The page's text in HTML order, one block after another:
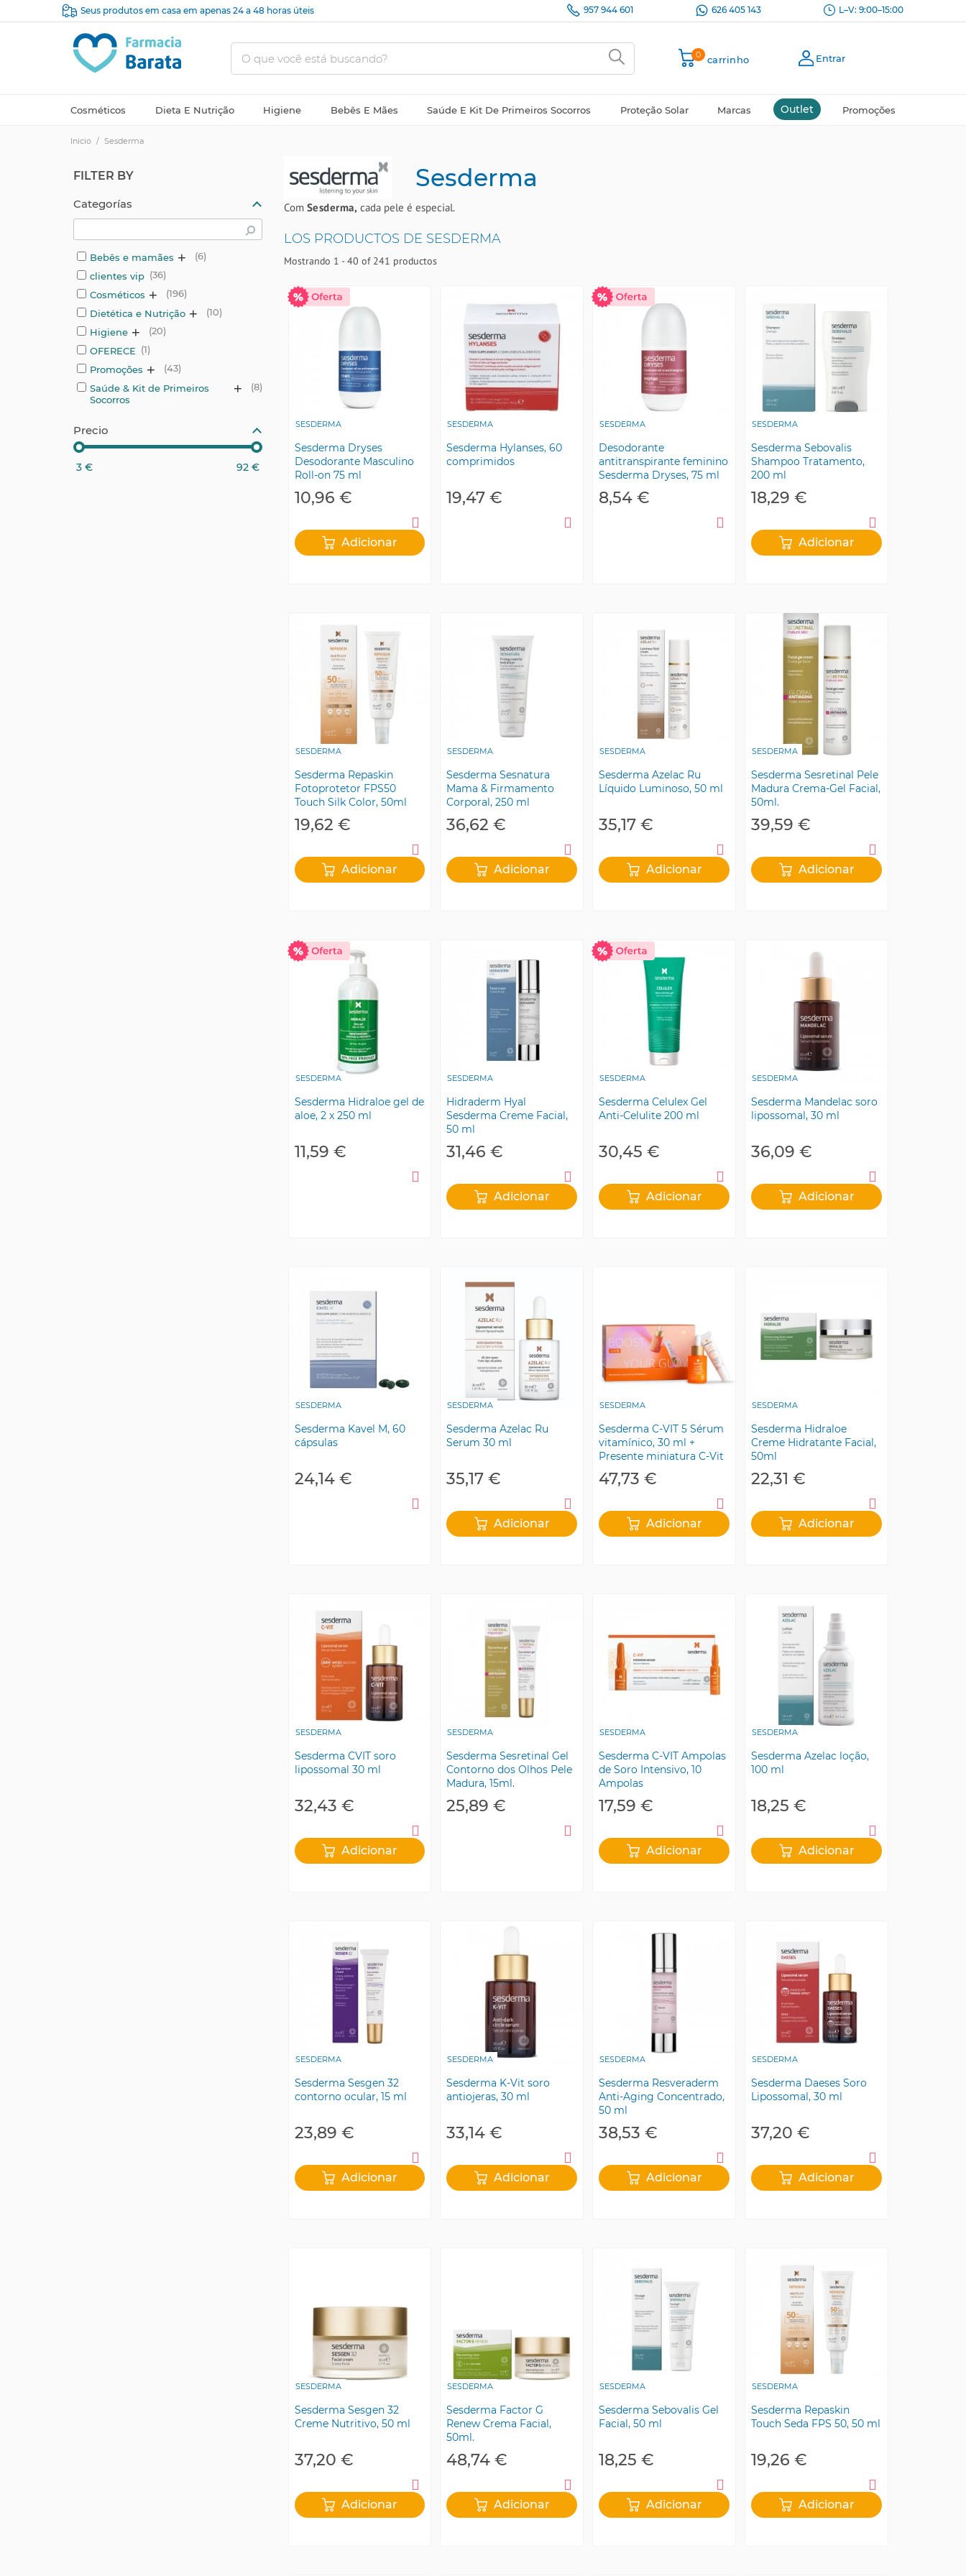
Seus produtos em casa em apenas 24 a 48 horas úteis 957 944 601 626 405 143 L–V: 9:00–15:00
0 carrinho Entrar
Cosméticos Dieta E Nutrição Higiene Bebês E Mães Saúde E Kit De Primeiros Socorros Proteção Solar Marcas Outlet Promoções
Inicio / Sesderma
FILTER BY
Categorías
Bebês e mamães +
6
clientes vip
36
Cosméticos +
196
Dietética e Nutrição +
10
Higiene +
20
OFERECE
1
Promoções +
43
Saúde & Kit de Primeiros
Socorros
+ 8
Precio
3 € 92€
Sesderma
Com Sesderma, cada pele é especial.
LOS PRODUCTOS DE SESDERMA
Mostrando 1 - 40 of 241 productos
SESDERMA
Sesderma Dryses
Desodorante Masculino
Roll-on 75 ml
10,96 €
Adicionar
SESDERMA
Sesderma Hylanses, 60
comprimidos
19,47 €
SESDERMA
Desodorante
antitranspirante feminino
Sesderma Dryses, 75 ml
8,54 €
SESDERMA
Sesderma Sebovalis
Shampoo Tratamento,
200 ml
18,29 €
Adicionar
SESDERMA
Sesderma Repaskin
Fotoprotetor FPS50
Touch Silk Color, 50ml
19,62 €
Adicionar
SESDERMA
Sesderma Sesnatura
Mama & Firmamento
Corporal, 250 ml
36,62 €
Adicionar
SESDERMA
Sesderma Azelac Ru
Líquido Luminoso, 50 ml
35,17 €
Adicionar
SESDERMA
Sesderma Sesretinal Pele
Madura Crema-Gel Facial,
50ml.
39,59 €
Adicionar
SESDERMA
Sesderma Hidraloe gel de
aloe, 2 x 250 ml
11,59 €
SESDERMA
Hidraderm Hyal
Sesderma Creme Facial,
50 ml
31,46 €
Adicionar
SESDERMA
Sesderma Celulex Gel
Anti-Celulite 200 ml
30,45 €
Adicionar
SESDERMA
Sesderma Mandelac soro
lipossomal, 30 ml
36,09 €
Adicionar
SESDERMA
Sesderma Kavel M, 60
cápsulas
24,14 €
SESDERMA
Sesderma Azelac Ru
Serum 30 ml
35,17 €
Adicionar
SESDERMA
Sesderma C-VIT 5 Sérum
vitamínico, 30 ml +
Presente miniatura C-Vit
Radiance fluido
47,73 €
Adicionar
SESDERMA
Sesderma Hidraloe
Creme Hidratante Facial,
50ml
22,31 €
Adicionar
SESDERMA
Sesderma CVIT soro
lipossomal 30 ml
32,43 €
Adicionar
SESDERMA
Sesderma Sesretinal Gel
Contorno dos Olhos Pele
Madura, 15ml.
25,89 €
SESDERMA
Sesderma C-VIT Ampolas
de Soro Intensivo, 10
Ampolas
17,59 €
Adicionar
SESDERMA
Sesderma Azelac loção,
100 ml
18,25 €
Adicionar
SESDERMA
Sesderma Sesgen 32
contorno ocular, 15 ml
23,89 €
Adicionar
SESDERMA
Sesderma K-Vit soro
antiojeras, 30 ml
33,14 €
Adicionar
SESDERMA
Sesderma Resveraderm
Anti-Aging Concentrado,
50 ml
38,53 €
Adicionar
SESDERMA
Sesderma Daeses Soro
Lipossomal, 30 ml
37,20 €
Adicionar
SESDERMA
Sesderma Sesgen 32
Creme Nutritivo, 50 ml
37,20 €
Adicionar
SESDERMA
Sesderma Factor G
Renew Crema Facial,
50ml.
48,74 €
Adicionar
SESDERMA
Sesderma Sebovalis Gel
Facial, 50 ml
18,25 €
Adicionar
SESDERMA
Sesderma Repaskin
Touch Seda FPS 50, 50 ml
19,26 €
Adicionar